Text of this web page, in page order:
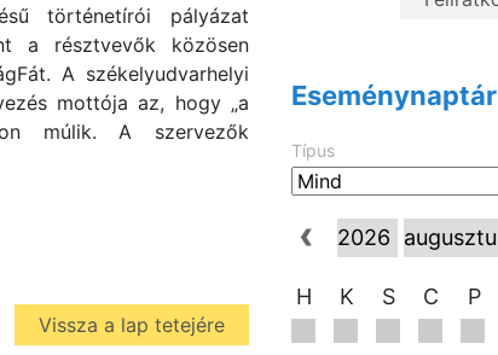
történetírói pályázat
a résztvevők közösen
A székelyudvarhelyi
mottója az, hogy „a
múlik. A szervezők
Vissza a lap tetejére
Eseménynaptár
Típus
H K S C P